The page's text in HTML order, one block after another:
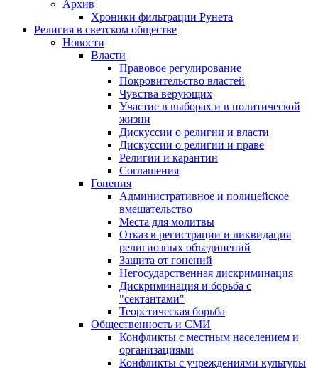
Архив
Хроники фильтрации Рунета
Религия в светском обществе
Новости
Власти
Правовое регулирование
Покровительство властей
Чувства верующих
Участие в выборах и в политической
жизни
Дискуссии о религии и власти
Дискуссии о религии и праве
Религии и карантин
Соглашения
Гонения
Административное и полицейское
вмешательство
Места для молитвы
Отказ в регистрации и ликвидация
религиозных объединений
Защита от гонений
Негосударственная дискриминация
Дискриминация и борьба с
"сектантами"
Теоретическая борьба
Общественность и СМИ
Конфликты с местным населением и
организациями
Конфликты с учреждениями культуры